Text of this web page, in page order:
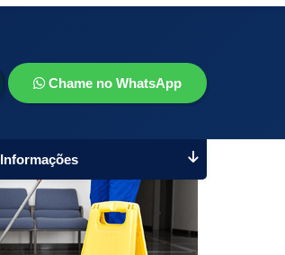
Chame no WhatsApp
Informações